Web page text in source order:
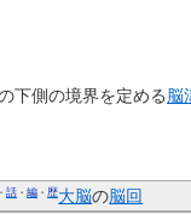
下側の境界を定める脳
・話 ・編 ・ 歴大脳の脳回